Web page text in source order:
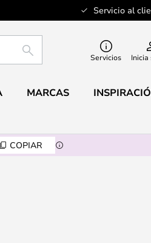
Servicio al
BUSCAR Servicios Inicia
MARCAS
COPIAR